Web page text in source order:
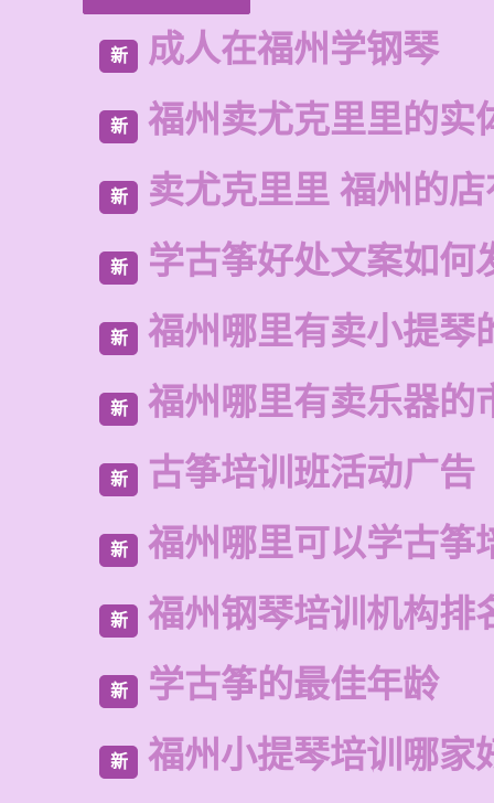
新 成人在福州学钢琴
新 福州卖尤克里里的实
新 卖尤克里里 福州的
新 学古筝好处文案如何
新 福州哪里有卖小提琴
新 福州哪里有卖乐器的
新 古筝培训班活动广告
新 福州哪里可以学古筝
新 福州钢琴培训机构排
新 学古筝的最佳年龄
新 福州小提琴培训哪家